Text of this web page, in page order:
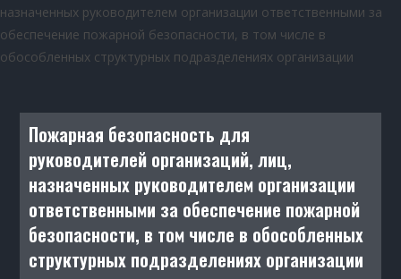
назначенных руководителем организации ответственными за
обеспечение пожарной безопасности, в том числе в
обособленных структурных подразделениях организации
Пожарная безопасность для
руководителей организаций, лиц,
назначенных руководителем организации
ответственными за обеспечение пожарной
безопасности, в том числе в обособленных
структурных подразделениях организации